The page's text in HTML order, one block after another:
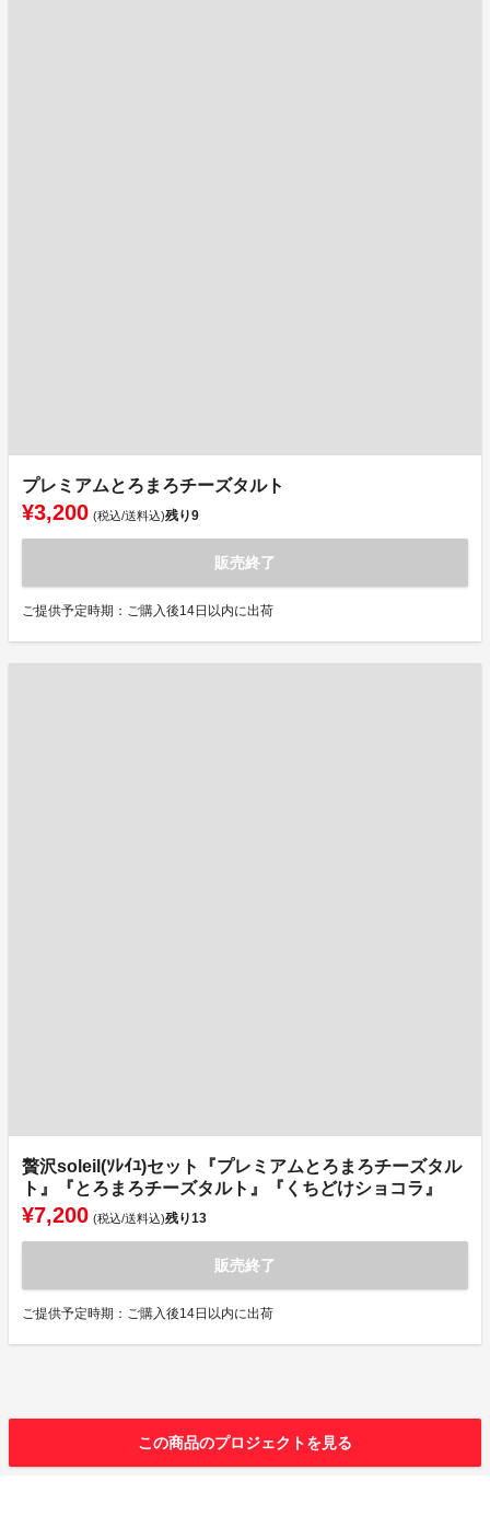
プレミアムとろまろチーズタルト
¥3,200 (税込/送料込)残り9
販売終了
ご提供予定時期：ご購入後14日以内に出荷
贅沢soleil(ｿﾚｲﾕ)セット『プレミアムとろまろチーズタル
ト』『とろまろチーズタルト』『くちどけショコラ』
¥7,200 (税込/送料込)残り13
販売終了
ご提供予定時期：ご購入後14日以内に出荷
この商品のプロジェクトを見る